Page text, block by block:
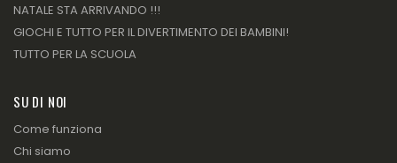
NATALE STA ARRIVANDO !!!
GIOCHI E TUTTO PER IL DIVERTIMENTO DEI BAMBINI!
TUTTO PER LA SCUOLA
SU DI NOI
Come funziona
Chi siamo